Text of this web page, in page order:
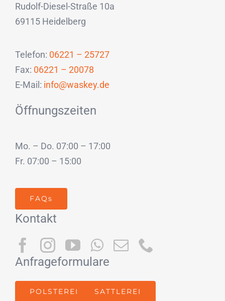
Rudolf-Diesel-Straße 10a
69115 Heidelberg
Telefon: 06221 – 25727
Fax: 06221 – 20078
E-Mail: info@waskey.de
Öffnungszeiten
Mo. – Do. 07:00 – 17:00
Fr. 07:00 – 15:00
FAQs
Kontakt
Anfrageformulare
POLSTEREI SATTLEREI